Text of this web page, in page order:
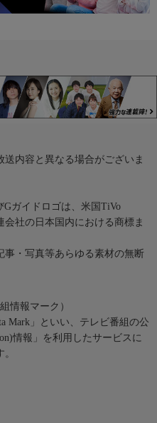
内容と異なる場合がございま
Gガイドロゴは、米国TiVo
会社の日本国内における商標ま
事・写真等あらゆる素材の無断
情報マーク）
Mark」といい、テレビ番組の公
情報」を利用したサービスに